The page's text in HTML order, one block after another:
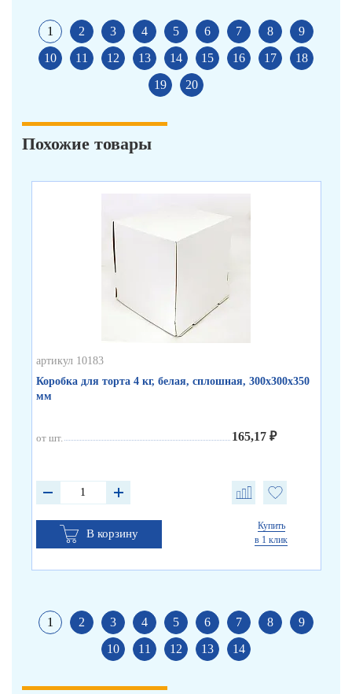
1 2 3 4 5 6 7 8
9
10
11 12 13 14 15 16 17
18
19
20
Похожие товары
артикул 10183
Коробка для торта 4 кг, белая, сплошная, 300х300х350
мм
от шт. 165,17 ₽
В корзину
Купить
в 1 клик
1 2 3 4 5 6 7 8
9
10
11 12 13 14